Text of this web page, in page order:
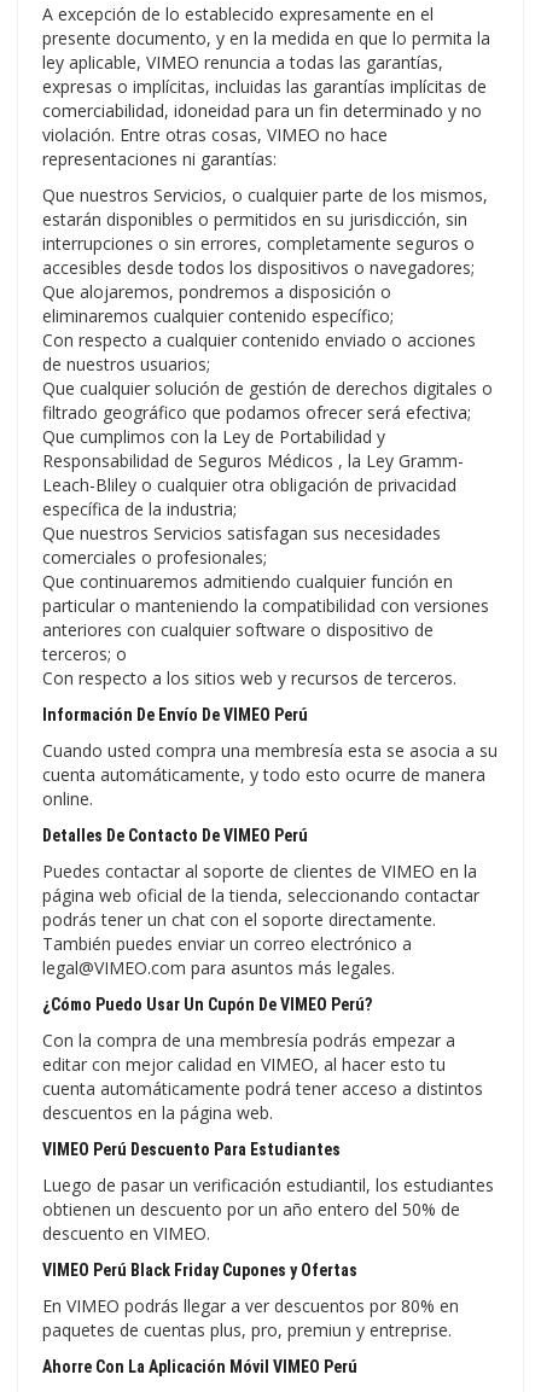
A excepción de lo establecido expresamente en el
presente documento, y en la medida en que lo permita la
ley aplicable, VIMEO renuncia a todas las garantías,
expresas o implícitas, incluidas las garantías implícitas de
comerciabilidad, idoneidad para un fin determinado y no
violación. Entre otras cosas, VIMEO no hace
representaciones ni garantías:
Que nuestros Servicios, o cualquier parte de los mismos,
estarán disponibles o permitidos en su jurisdicción, sin
interrupciones o sin errores, completamente seguros o
accesibles desde todos los dispositivos o navegadores;
Que alojaremos, pondremos a disposición o
eliminaremos cualquier contenido específico;
Con respecto a cualquier contenido enviado o acciones
de nuestros usuarios;
Que cualquier solución de gestión de derechos digitales o
filtrado geográfico que podamos ofrecer será efectiva;
Que cumplimos con la Ley de Portabilidad y
Responsabilidad de Seguros Médicos , la Ley Gramm-
Leach-Bliley o cualquier otra obligación de privacidad
específica de la industria;
Que nuestros Servicios satisfagan sus necesidades
comerciales o profesionales;
Que continuaremos admitiendo cualquier función en
particular o manteniendo la compatibilidad con versiones
anteriores con cualquier software o dispositivo de
terceros; o
Con respecto a los sitios web y recursos de terceros.
Información De Envío De VIMEO Perú
Cuando usted compra una membresía esta se asocia a su
cuenta automáticamente, y todo esto ocurre de manera
online.
Detalles De Contacto De VIMEO Perú
Puedes contactar al soporte de clientes de VIMEO en la
página web oficial de la tienda, seleccionando contactar
podrás tener un chat con el soporte directamente.
También puedes enviar un correo electrónico a
legal@VIMEO.com para asuntos más legales.
¿Cómo Puedo Usar Un Cupón De VIMEO Perú?
Con la compra de una membresía podrás empezar a
editar con mejor calidad en VIMEO, al hacer esto tu
cuenta automáticamente podrá tener acceso a distintos
descuentos en la página web.
VIMEO Perú Descuento Para Estudiantes
Luego de pasar un verificación estudiantil, los estudiantes
obtienen un descuento por un año entero del 50% de
descuento en VIMEO.
VIMEO Perú Black Friday Cupones y Ofertas
En VIMEO podrás llegar a ver descuentos por 80% en
paquetes de cuentas plus, pro, premiun y entreprise.
Ahorre Con La Aplicación Móvil VIMEO Perú